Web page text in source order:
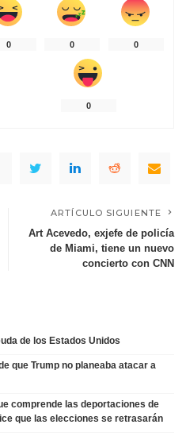
0 0 0
0
ARTÍCULO SIGUIENTE
Art Acevedo, exjefe de policía
de Miami, tiene un nuevo
concierto con CNN
de los Estados Unidos
que Trump no planeaba atacar a
comprende las deportaciones de
que las elecciones se retrasarán